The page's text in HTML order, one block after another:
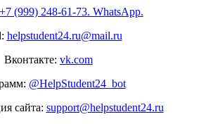
+7 (999) 248-61-73. WhatsApp.
helpstudent24.ru@mail.ru
Вконтакте: vk.com
@HelpStudent24_bot
сайта: support@helpstudent24.ru